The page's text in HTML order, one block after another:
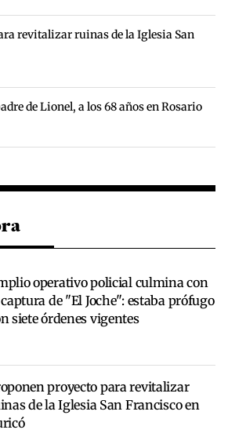
revitalizar ruinas de la Iglesia San
de Lionel, a los 68 años en Rosario
operativo policial culmina con
de "El Joche": estaba prófugo
siete órdenes vigentes
proyecto para revitalizar
de la Iglesia San Francisco en